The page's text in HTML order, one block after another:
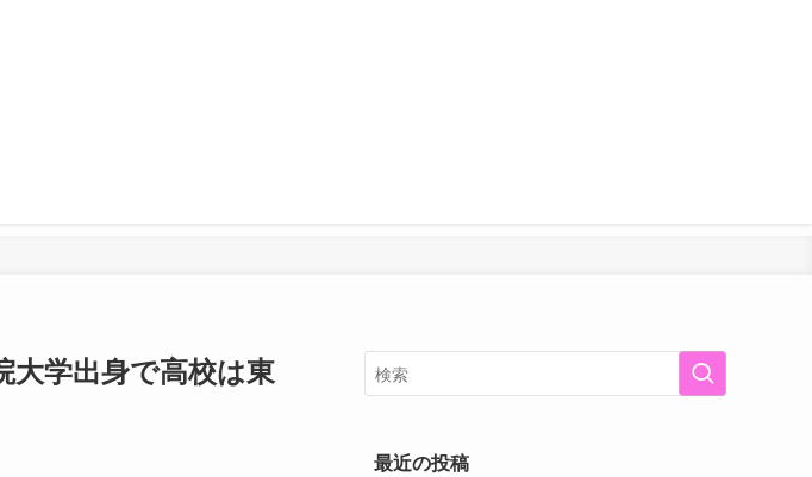
大学出身で高校は東
最近の投稿